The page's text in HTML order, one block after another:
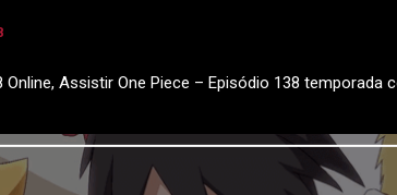
Online, Assistir One Piece – Episódio 138 temporada